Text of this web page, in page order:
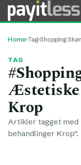
Home›Tag›Shopping
TAG
Æstetiske
Krop
Artikler tagget med
behandlinger Krop”.